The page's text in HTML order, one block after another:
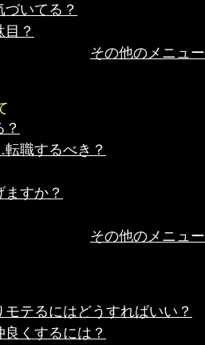
いてる？
？
その他のメニュー
職するべき？
すか？
その他のメニュー
モテるにはどうすればいい？
良くするには？